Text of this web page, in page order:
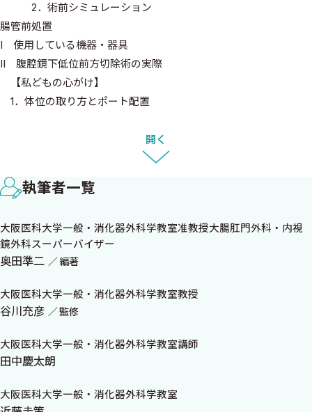
2．術前シミュレーション
腸管前処置
I 使用している機器・器具
II 腹腔鏡下低位前方切除術の実際
【私どもの心がけ】
1．体位の取り方とポート配置
3．術野展開の工夫
4．内側アプローチ
・直腸進行癌に対する腹腔鏡下低位前方切除
4-1 IMA根部切離でのD3郭清
5．外側の剥離
・内・外側の剥離面を連続させるまとめとポイント
6．Option 左結腸曲の剥離授動が必要な場合
7．直腸の剥離授動
・直腸剥離授動時，特に側方靭帯処理時の術野展開のポイ
・直腸左側の剥離困難時の工夫
8．下部直腸前側壁の剥離
の剥離
開く
執筆者一覧
大阪医科大学一般・消化器外科学教室准教授大腸肛門外科・内視
鏡外科スーパーバイザー
奥田準二 編著
大阪医科大学一般・消化器外科学教室教授
谷川充彦 監修
大阪医科大学一般・消化器外科学教室講師
田中慶太朗
大阪医科大学一般・消化器外科学教室